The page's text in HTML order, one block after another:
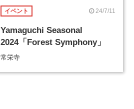
イベント 24/7/11
Yamaguchi Seasonal
2024「Forest Symphony」
常栄寺